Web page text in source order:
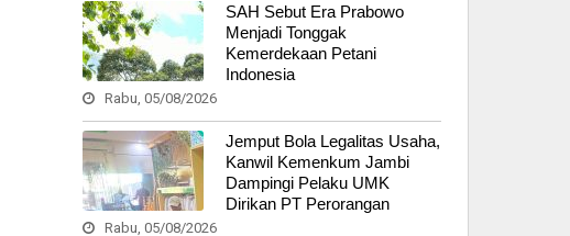
SAH Sebut Era Prabowo
Menjadi Tonggak
Kemerdekaan Petani
Indonesia
Rabu, 05/08/2026
Jemput Bola Legalitas Usaha,
Kanwil Kemenkum Jambi
Dampingi Pelaku UMK
Dirikan PT Perorangan
Rabu, 05/08/2026